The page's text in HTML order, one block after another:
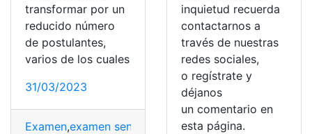
transformar por un
reducido número
de postulantes,
varios de los cuales
31/03/2023
Examen,examen senecyt Preguntas,Preguntas
inquietud recuerda
contactarnos a
través de nuestras
redes sociales,
o regístrate y
déjanos
un comentario en
esta página.